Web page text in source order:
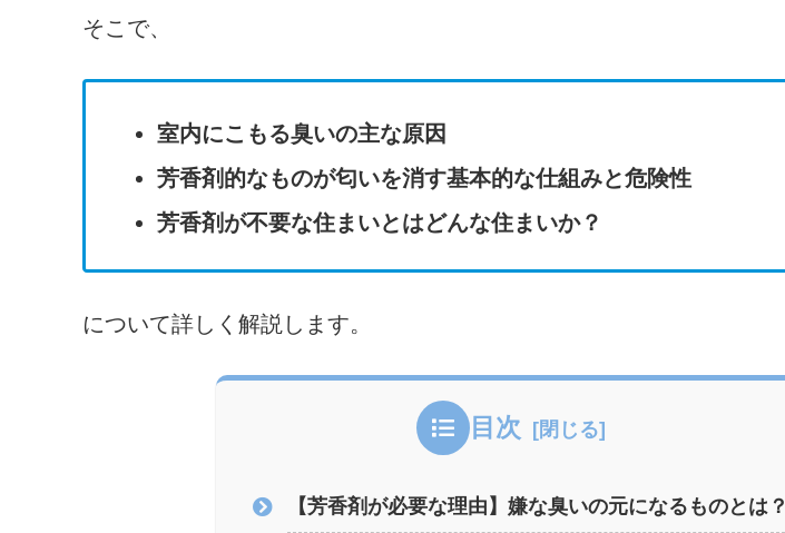
そこで、
室内にこもる臭いの主な原因
芳香剤的なものが匂いを消す基本的な仕組みと危険性
芳香剤が不要な住まいとはどんな住まいか？
について詳しく解説します。
目次
【芳香剤が必要な理由】嫌な臭いの元になるものとは？